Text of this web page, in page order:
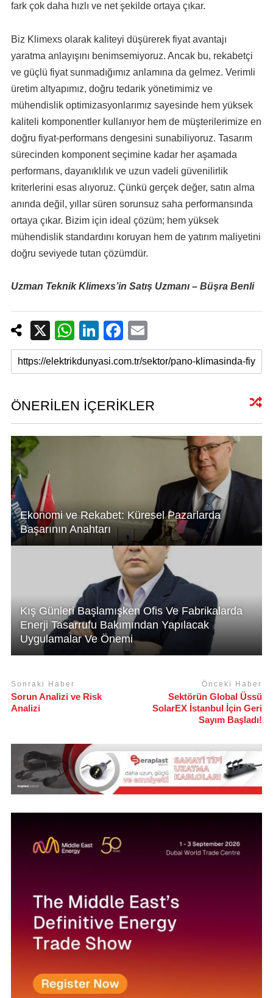
fark çok daha hızlı ve net şekilde ortaya çıkar.
Biz Klimexs olarak kaliteyi düşürerek fiyat avantajı
yaratma anlayışını benimsemiyoruz. Ancak bu, rekabetçi
ve güçlü fiyat sunmadığımız anlamına da gelmez. Verimli
üretim altyapımız, doğru tedarik yönetimimiz ve
mühendislik optimizasyonlarımız sayesinde hem yüksek
kaliteli komponentler kullanıyor hem de müşterilerimize en
doğru fiyat-performans dengesini sunabiliyoruz. Tasarım
sürecinden komponent seçimine kadar her aşamada
performans, dayanıklılık ve uzun vadeli güvenilirlik
kriterlerini esas alıyoruz. Çünkü gerçek değer, satın alma
anında değil, yıllar süren sorunsuz saha performansında
ortaya çıkar. Bizim için ideal çözüm; hem yüksek
mühendislik standardını koruyan hem de yatırım maliyetini
doğru seviyede tutan çözümdür.
Uzman Teknik Klimexs’in Satış Uzmanı – Büşra Benli
X
W
h
at
A
p
Li
n
k
dI
n
F
a
c
b
o
m
ail
ÖNERİLEN İÇERİKLER
Ekonomi ve Rekabet: Küresel Pazarlarda
Başarının Anahtarı
Kış Günleri Başlamışken Ofis Ve Fabrikalarda
Enerji Tasarrufu Bakımından Yapılacak
Uygulamalar Ve Önemi
Sonraki Haber
Sorun Analizi ve Risk
Analizi
Önceki Haber
Sektörün Global Üssü
SolarEX İstanbul İçin Geri
Sayım Başladı!